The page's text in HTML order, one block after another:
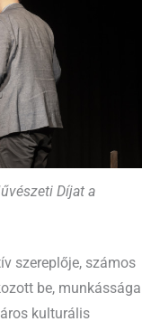
Díjat a
szereplője, számos
be, munkássága
kulturális